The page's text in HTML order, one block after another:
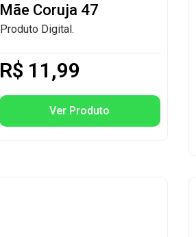
Mãe Coruja 47
Produto Digital.
R$ 11,99
Ver Produto